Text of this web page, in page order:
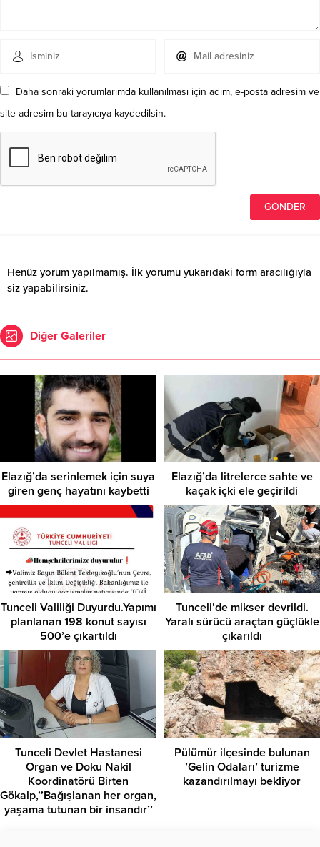
Daha sonraki yorumlarımda kullanılması için adım, e-posta adresim ve
site adresim bu tarayıcıya kaydedilsin.
Henüz yorum yapılmamış. İlk yorumu yukarıdaki form aracılığıyla
siz yapabilirsiniz.
Diğer Galeriler
Elazığ’da serinlemek için suya
giren genç hayatını kaybetti
Elazığ’da litrelerce sahte ve
kaçak içki ele geçirildi
Tunceli Valiliği Duyurdu.Yapımı
planlanan 198 konut sayısı
500’e çıkartıldı
Tunceli’de mikser devrildi.
Yaralı sürücü araçtan güçlükle
çıkarıldı
Tunceli Devlet Hastanesi
Organ ve Doku Nakil
Koordinatörü Birten
Gökalp,’’Bağışlanan her organ,
yaşama tutunan bir insandır’’
Pülümür ilçesinde bulunan
’Gelin Odaları’ turizme
kazandırılmayı bekliyor